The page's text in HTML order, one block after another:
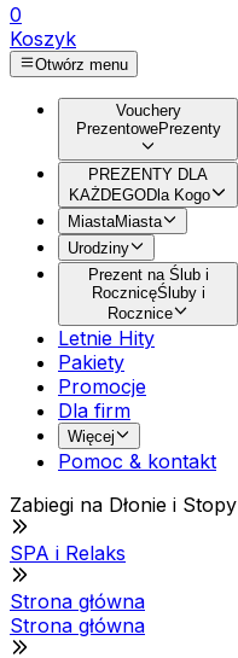
0
Koszyk
Otwórz menu
Vouchery
PrezentowePrezenty
PREZENTY DLA
KAŻDEGODla Kogo
MiastaMiasta
Urodziny
Prezent na Ślub i
RocznicęŚluby i
Rocznice
Letnie Hity
Pakiety
Promocje
Dla firm
Więcej
Pomoc & kontakt
Zabiegi na Dłonie i Stopy
SPA i Relaks
Strona główna
Strona główna